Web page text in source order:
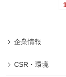
企業情報
CSR・環境